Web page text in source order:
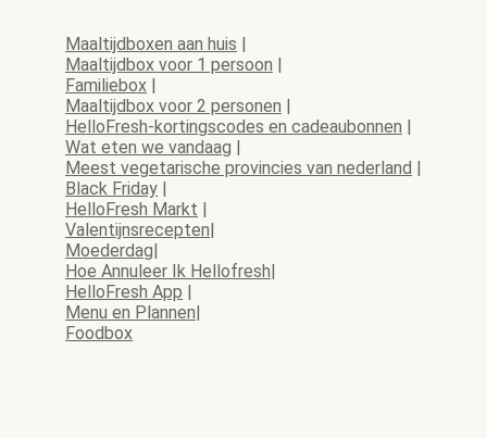
Maaltijdboxen aan huis |
Maaltijdbox voor 1 persoon |
Familiebox |
Maaltijdbox voor 2 personen |
HelloFresh-kortingscodes en cadeaubonnen |
Wat eten we vandaag |
Meest vegetarische provincies van nederland |
Black Friday |
HelloFresh Markt |
Valentijnsrecepten|
Moederdag|
Hoe Annuleer Ik Hellofresh|
HelloFresh App |
Menu en Plannen|
Foodbox